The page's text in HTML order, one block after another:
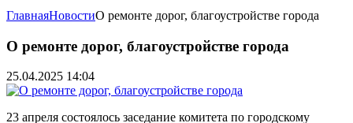
ГлавнаяНовостиО ремонте дорог, благоустройстве города
О ремонте дорог, благоустройстве города
25.04.2025 14:04
23 апреля состоялось заседание комитета по городскому